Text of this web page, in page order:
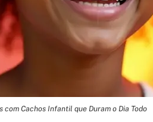
com Cachos Infantil que Duram o Dia Todo